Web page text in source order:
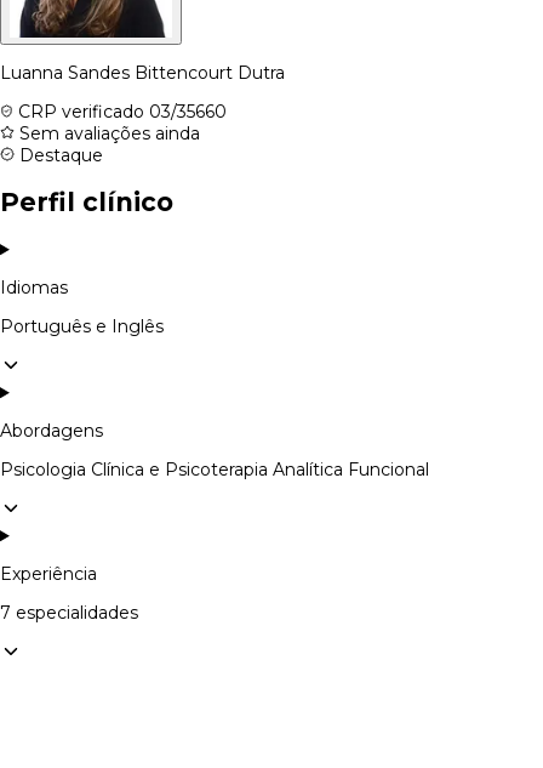
Luanna Sandes Bittencourt Dutra
CRP verificado 03/35660
Sem avaliações ainda
Destaque
Perfil clínico
Idiomas
Português e Inglês
Abordagens
Psicologia Clínica e Psicoterapia Analítica Funcional
Experiência
7 especialidades